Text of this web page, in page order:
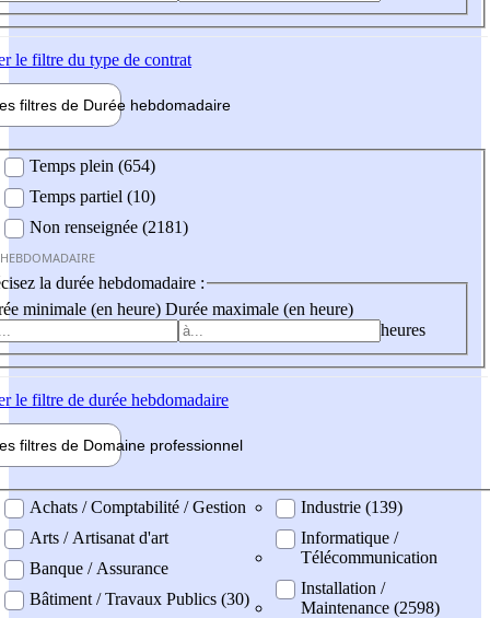
le filtre du type de contrat
filtres de Durée hebdomadaire
Temps plein (654)
Temps partiel (10)
Non renseignée (2181)
la durée hebdomadaire :
minimale (en heure) Durée maximale (en heure)
heures
le filtre de durée hebdomadaire
filtres de Domaine professionnel
professionel
Achats / Comptabilité / Gestion
Arts / Artisanat d'art
Banque / Assurance
Bâtiment / Travaux Publics (30)
Industrie (139)
Informatique /
Télécommunication
Installation /
Maintenance (2598)